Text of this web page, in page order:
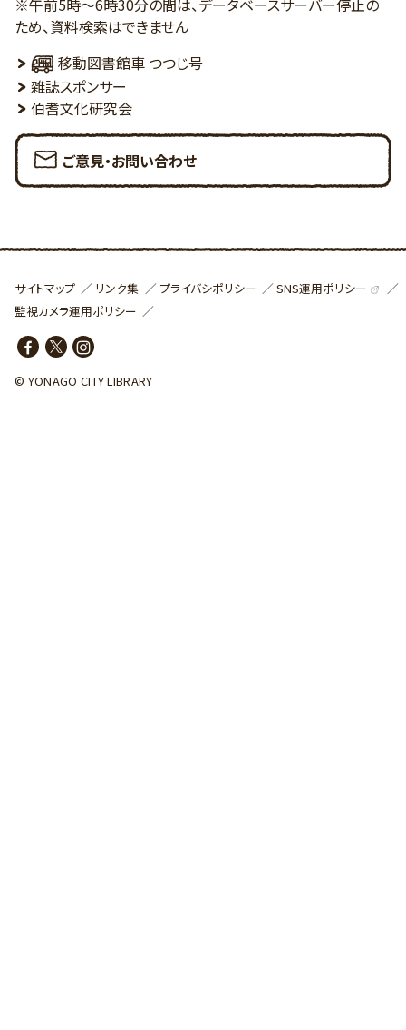
※午前5時～6時30分の間は、データベースサーバー停止の
ため、資料検索はできません
移動図書館車 つつじ号
雑誌スポンサー
伯耆文化研究会
ご意見・お問い合わせ
サイトマップ リンク集 プライバシポリシー
SNS運用ポリシー
監視カメラ運用ポリシー
© YONAGO CITY LIBRARY